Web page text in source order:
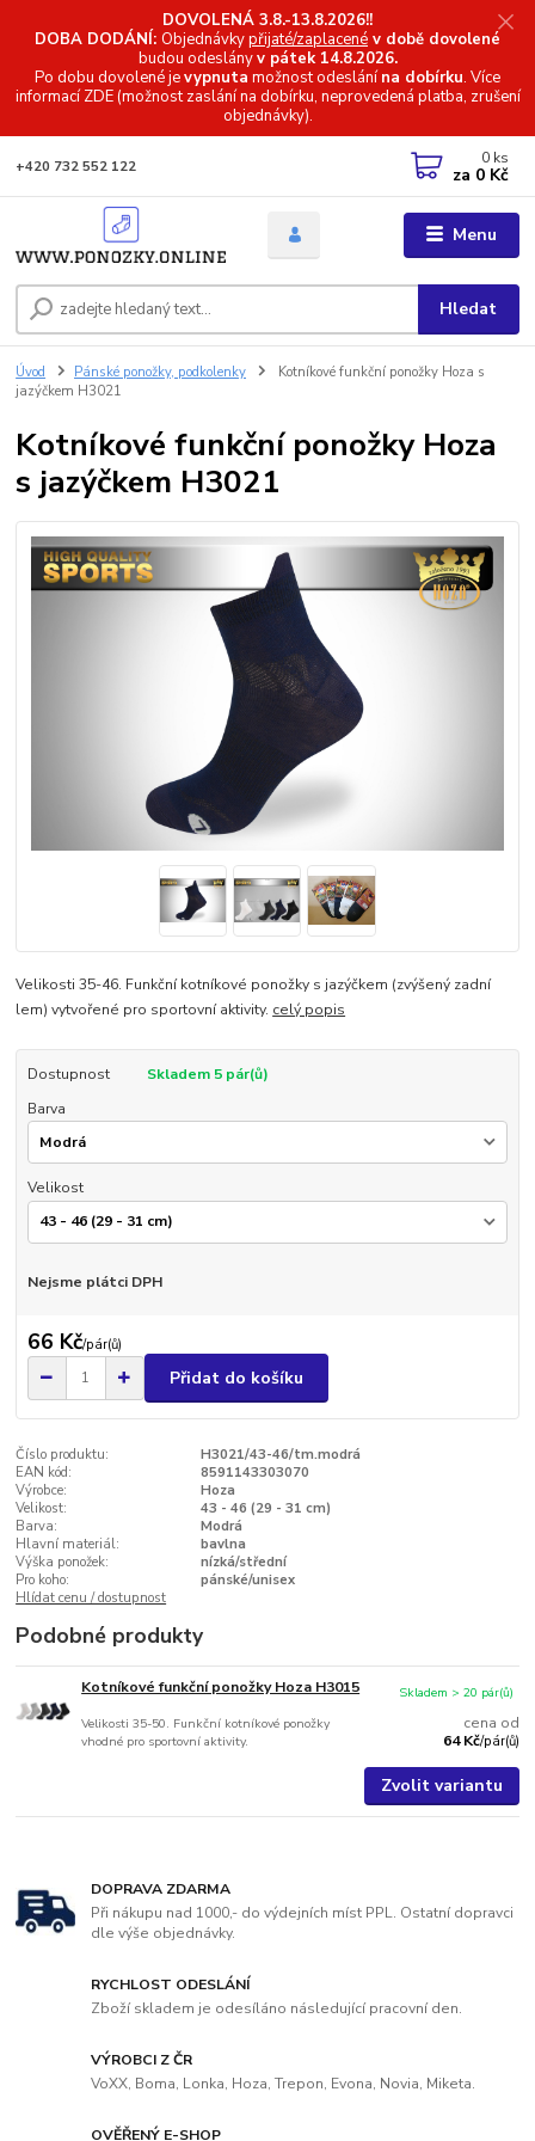
DOVOLENÁ 3.8.-13.8.2026!!
DOBA DODÁNÍ: Objednávkypřijaté/zaplacené v době dovolené
budou odeslányv pátek 14.8.2026.
Po dobu dovolené jevypnuta možnost odeslánína dobírku. Více
informacíZDE (možnost zaslání na dobírku, neprovedená platba, zrušení
objednávky).
Menu
Hledat
+420 732 552 122 0 ks
za 0 Kč
Úvod Pánské ponožky, podkolenky
Kotníkové funkční ponožky Hoza s
jazýčkem H3021
Kotníkové funkční ponožky Hoza
s jazýčkem H3021
Velikosti 35-46. Funkční kotníkové ponožky s jazýčkem (zvýšený zadní
lem) vytvořené pro sportovní aktivity. celý popis
Dostupnost
Skladem 5 pár(ů)
Barva
Velikost
Nejsme plátci DPH
66 Kč/pár(ů)
Přidat do košíku
Číslo produktu:
H3021/43-46/tm.modrá
EAN kód:
8591143303070
Výrobce:
Hoza
Velikost:
43 - 46 (29 - 31 cm)
Barva:
Modrá
Hlavní materiál:
bavlna
Výška ponožek:
nízká/střední
Pro koho:
pánské/unisex
Hlídat cenu / dostupnost
Podobné produkty
Kotníkové funkční ponožky Hoza H3015
Velikosti 35-50. Funkční kotníkové ponožky
vhodné pro sportovní aktivity.
cena od
64 Kč/pár(ů)
Skladem > 20 pár(ů)
Zvolit variantu
DOPRAVA ZDARMA
Při nákupu nad 1000,- do výdejních míst PPL. Ostatní dopravci
dle výše objednávky.
RYCHLOST ODESLÁNÍ
Zboží skladem je odesíláno následující pracovní den.
VÝROBCI Z ČR
VoXX, Boma, Lonka, Hoza, Trepon, Evona, Novia, Miketa.
OVĚŘENÝ E-SHOP